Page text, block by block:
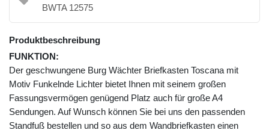
BWTA 12575
Produktbeschreibung
FUNKTION:
Der geschwungene Burg Wächter Briefkasten Toscana mit
Motiv Funkelnde Lichter bietet Ihnen mit seinem großen
Fassungsvermögen genügend Platz auch für große A4
Sendungen. Auf Wunsch können Sie bei uns den passenden
Standfuß bestellen und so aus dem Wandbriefkasten einen